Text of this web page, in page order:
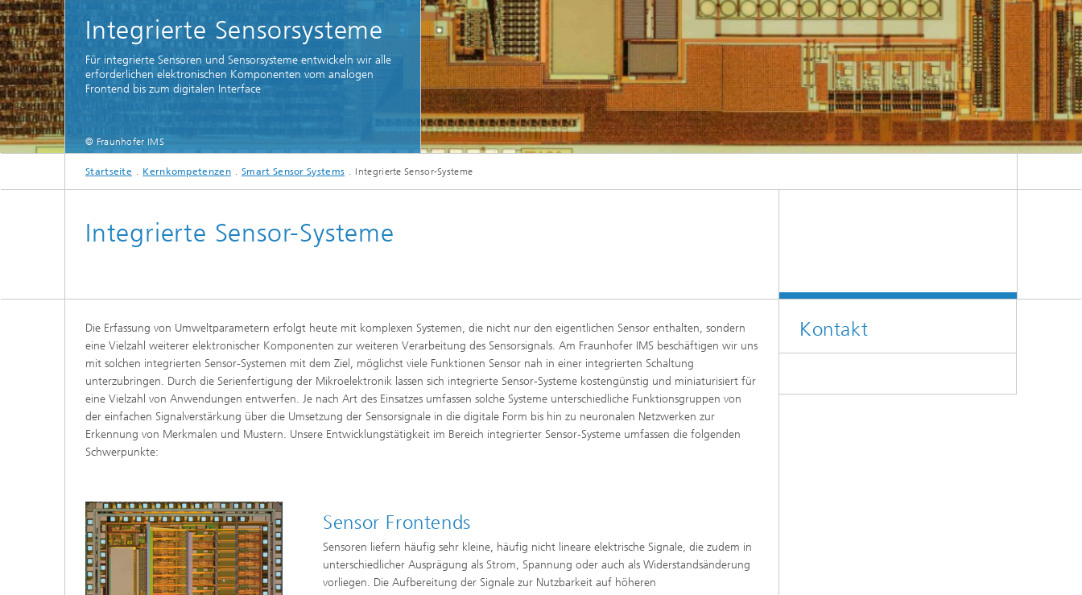
Integrierte Sensorsysteme
Für integrierte Sensoren und Sensorsysteme entwickeln wir alle
erforderlichen elektronischen Komponenten vom analogen
Frontend bis zum digitalen Interface
© Fraunhofer IMS
Startseite Kernkompetenzen Smart Sensor Systems Integrierte Sensor-Systeme
Integrierte Sensor-Systeme
Die Erfassung von Umweltparametern erfolgt heute mit komplexen Systemen, die nicht nur den eigentlichen Sensor enthalten, sondern
eine Vielzahl weiterer elektronischer Komponenten zur weiteren Verarbeitung des Sensorsignals. Am Fraunhofer IMS beschäftigen wir uns
mit solchen integrierten Sensor-Systemen mit dem Ziel, möglichst viele Funktionen Sensor nah in einer integrierten Schaltung
unterzubringen. Durch die Serienfertigung der Mikroelektronik lassen sich integrierte Sensor-Systeme kostengünstig und miniaturisiert für
eine Vielzahl von Anwendungen entwerfen. Je nach Art des Einsatzes umfassen solche Systeme unterschiedliche Funktionsgruppen von
der einfachen Signalverstärkung über die Umsetzung der Sensorsignale in die digitale Form bis hin zu neuronalen Netzwerken zur
Erkennung von Merkmalen und Mustern. Unsere Entwicklungstätigkeit im Bereich integrierter Sensor-Systeme umfassen die folgenden
Schwerpunkte:
Sensor Frontends
Sensoren liefern häufig sehr kleine, häufig nicht lineare elektrische Signale, die zudem in
unterschiedlicher Ausprägung als Strom, Spannung oder auch als Widerstandsänderung
vorliegen. Die Aufbereitung der Signale zur Nutzbarkeit auf höheren
Kontakt